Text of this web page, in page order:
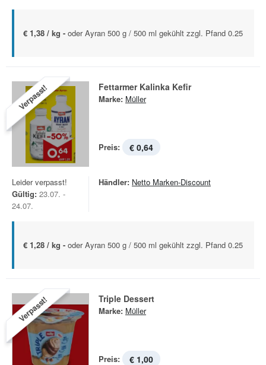
€ 1,38 / kg - oder Ayran 500 g / 500 ml gekühlt zzgl. Pfand 0.25
Verpasst! Fettarmer Kalinka Kefir
Marke: Müller
Preis: € 0,64
Leider verpasst!
Gültig: 23.07. -
24.07.
Händler: Netto Marken-Discount
€ 1,28 / kg - oder Ayran 500 g / 500 ml gekühlt zzgl. Pfand 0.25
Verpasst! Triple Dessert
Marke: Müller
Preis: € 1,00